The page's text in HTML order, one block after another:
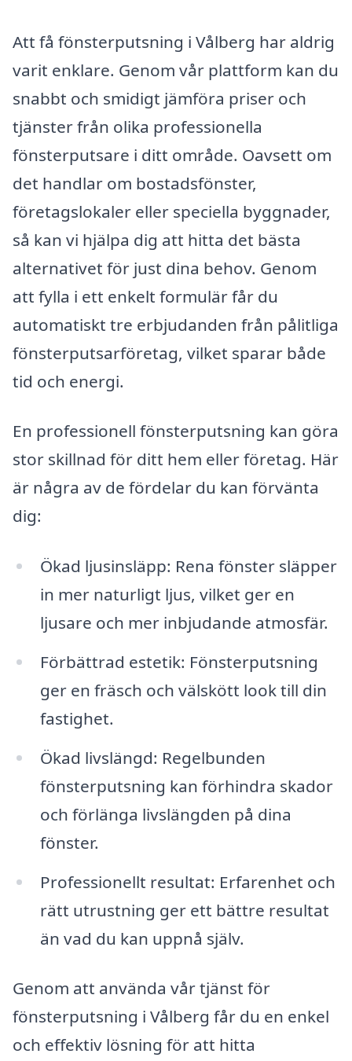
Att få fönsterputsning i Vålberg har aldrig
varit enklare. Genom vår plattform kan du
snabbt och smidigt jämföra priser och
tjänster från olika professionella
fönsterputsare i ditt område. Oavsett om
det handlar om bostadsfönster,
företagslokaler eller speciella byggnader,
så kan vi hjälpa dig att hitta det bästa
alternativet för just dina behov. Genom
att fylla i ett enkelt formulär får du
automatiskt tre erbjudanden från pålitliga
fönsterputsarföretag, vilket sparar både
tid och energi.
En professionell fönsterputsning kan göra
stor skillnad för ditt hem eller företag. Här
är några av de fördelar du kan förvänta
dig:
Ökad ljusinsläpp: Rena fönster släpper
in mer naturligt ljus, vilket ger en
ljusare och mer inbjudande atmosfär.
Förbättrad estetik: Fönsterputsning
ger en fräsch och välskött look till din
fastighet.
Ökad livslängd: Regelbunden
fönsterputsning kan förhindra skador
och förlänga livslängden på dina
fönster.
Professionellt resultat: Erfarenhet och
rätt utrustning ger ett bättre resultat
än vad du kan uppnå själv.
Genom att använda vår tjänst för
fönsterputsning i Vålberg får du en enkel
och effektiv lösning för att hitta